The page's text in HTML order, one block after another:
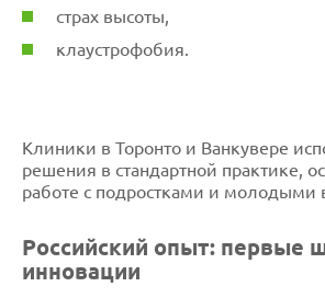
страх высоты,
клаустрофобия.
Клиники в Торонто и Ванкувере
решения в стандартной практике,
работе с подростками и молодыми
Российский опыт: первые
инновации